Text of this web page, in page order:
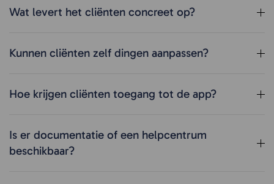
Wat levert het cliënten concreet op?
Kunnen cliënten zelf dingen aanpassen?
Hoe krijgen cliënten toegang tot de app?
Is er documentatie of een helpcentrum
beschikbaar?